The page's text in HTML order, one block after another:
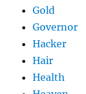
Gold
Governor
Hacker
Hair
Health